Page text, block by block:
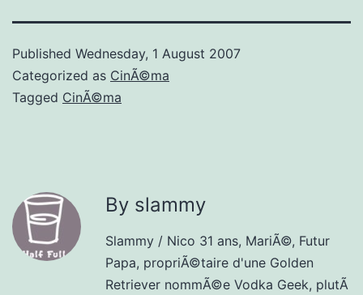
Published Wednesday, 1 August 2007
Categorized as CinÃ©ma
Tagged CinÃ©ma
By slammy
Slammy / Nico 31 ans, MariÃ©, Futur
Papa, propriÃ©taire d'une Golden
Retriever nommÃ©e Vodka Geek, plutÃ